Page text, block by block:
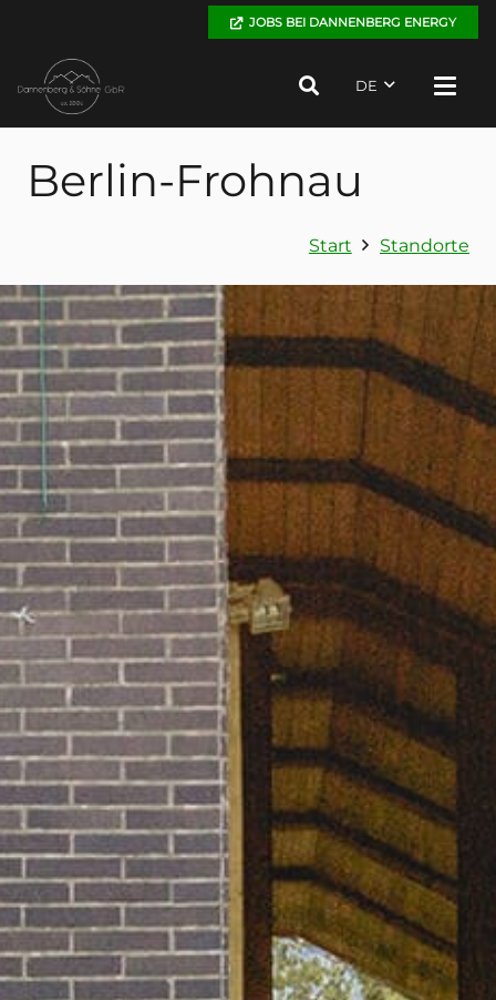
JOBS BEI DANNENBERG ENERGY
DE
Berlin-Frohnau
Start Standorte